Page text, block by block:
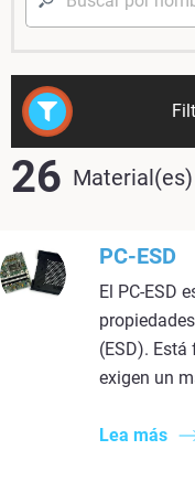
26
PC-ESD
El PC-ESD
(ESD).
exigen un
Lea más